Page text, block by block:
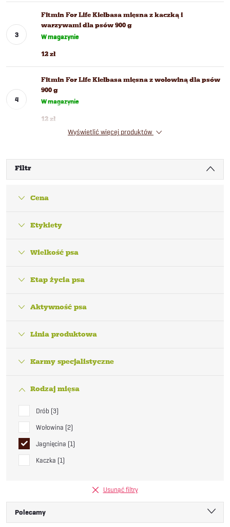
Fitmin For Life Kiełbasa mięsna z kaczką i
warzywami dla psów 900 g
W magazynie
12 zł
Fitmin For Life Kiełbasa mięsna z wołowiną dla psów
900 g
W magazynie
12 zł
Wyświetlić więcej produktów
Filtr
Cena
Etykiety
Wielkość psa
Etap życia psa
Aktywność psa
Linia produktowa
Karmy specjalistyczne
Rodzaj mięsa
Drób 3
Wołowina 2
Jagnięcina 1
Kaczka 1
Usunąć filtry
S
Polecamy